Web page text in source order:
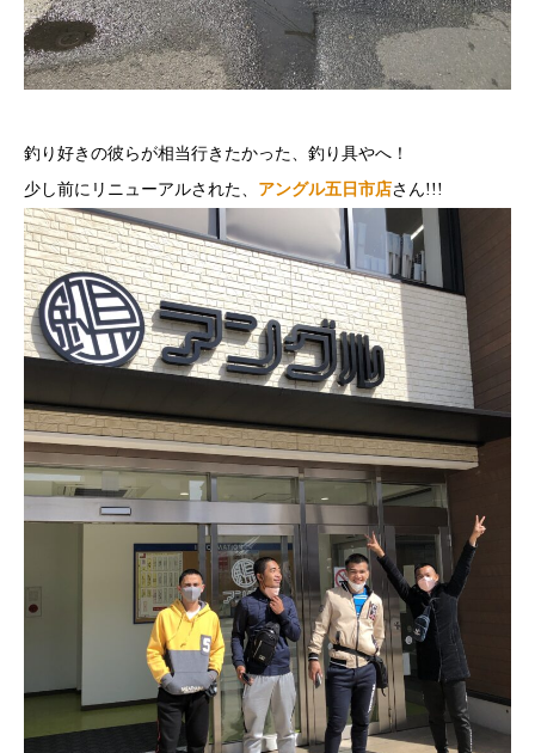
釣り好きの彼らが相当行きたかった、釣り具やへ！
少し前にリニューアルされた、 アングル五日市店さん!!!